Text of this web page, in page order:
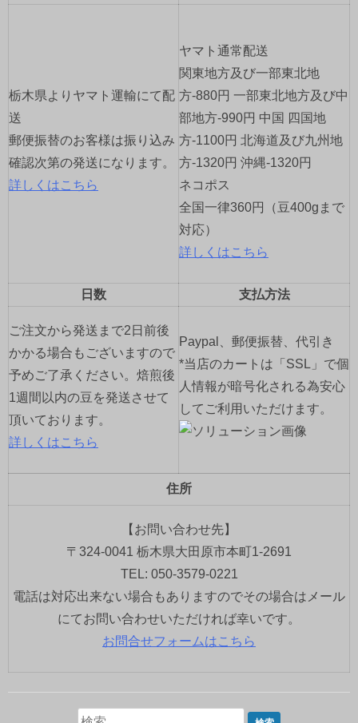
ョ
ン
栃木県よりヤマト運輸にて配
送
郵便振替のお客様は振り込み
確認次第の発送になります。
詳しくはこちら
ヤマト通常配送
関東地方及び一部東北地
方-880円 一部東北地方及び中
部地方-990円 中国 四国地
方-1100円 北海道及び九州地
方-1320円 沖縄-1320円
ネコポス
全国一律360円（豆400gまで
対応）
詳しくはこちら
日数 支払方法
ご注文から発送まで2日前後
かかる場合もございますので
予めご了承ください。焙煎後
1週間以内の豆を発送させて
頂いております。
詳しくはこちら
Paypal、郵便振替、代引き
*当店のカートは「SSL」で個
人情報が暗号化される為安心
してご利用いただけます。
住所
【お問い合わせ先】
〒324-0041 栃木県大田原市本町1-2691
TEL: 050-3579-0221
電話は対応出来ない場合もありますのでその場合はメール
にてお問い合わせいただければ幸いです。
お問合せフォームはこちら